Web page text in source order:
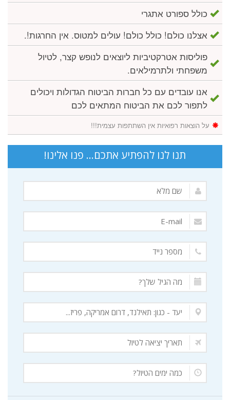
כולל ספורט אתגרי
אצלנו כולם! כולל כולם! עולים למטוס. אין החרגות!.
פוליסות אטרקטיביות ליוצאים לנופש קצר, לטיול
משפחתי ולתרמילאים.
אנו עובדים עם כל חברות הביטוח הגדולות ויכולים
לתפור לכם את הביטוח המתאים לכם
על הוצאות רפואיות אין השתתפות עצמית!!!
תנו לנו להפתיע אתכם... פנו אלינו!